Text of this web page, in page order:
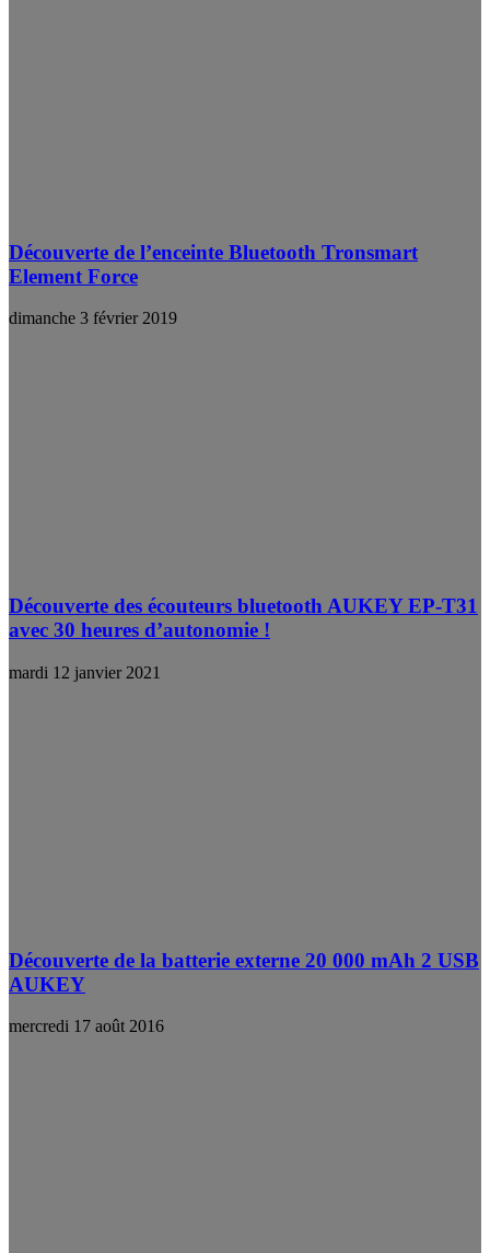
Découverte de l’enceinte Bluetooth Tronsmart
Element Force
dimanche 3 février 2019
Découverte des écouteurs bluetooth AUKEY EP-T31
avec 30 heures d’autonomie !
mardi 12 janvier 2021
Découverte de la batterie externe 20 000 mAh 2 USB
AUKEY
mercredi 17 août 2016